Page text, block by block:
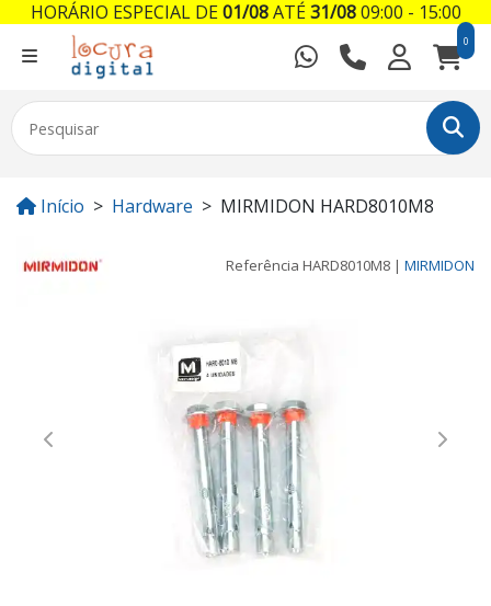
0
Início Hardware MIRMIDON HARD8010M8
Referência HARD8010M8 | MIRMIDON
Previous Next
HORÁRIO ESPECIAL DE01/08ATÉ31/0809:00 - 15:00